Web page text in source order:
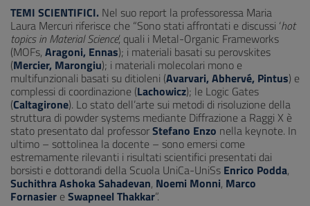
TEMI SCIENTIFICI. Nel suo report la professoressa Maria
Laura Mercuri riferisce che “Sono stati affrontati e discussi ‘hot
topics in Material Science’, quali i Metal-Organic Frameworks
(MOFs, Aragoni, Ennas); i materiali basati su perovskites
(Mercier, Marongiu); i materiali molecolari mono e
multifunzionali basati su ditioleni (Avarvari, Abhervé, Pintus) e
complessi di coordinazione (Lachowicz); le Logic Gates
(Caltagirone). Lo stato dell’arte sui metodi di risoluzione della
struttura di powder systems mediante Diffrazione a Raggi X è
stato presentato dal professorStefano Enzo nella keynote. In
ultimo – sottolinea la docente – sono emersi come
estremamente rilevanti i risultati scientifici presentati dai
borsisti e dottorandi della Scuola UniCa-UniSs Enrico Podda,
Suchithra Ashoka Sahadevan, Noemi Monni, Marco
Fornasier eSwapneel Thakkar”.